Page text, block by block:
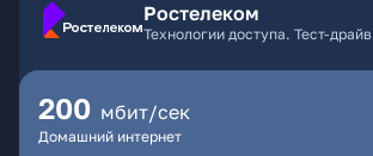
Ростелеком
Технологии доступа. Тест-драйв
200 мбит/сек
Домашний интернет